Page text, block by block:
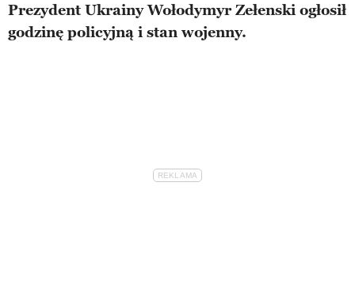
Prezydent Ukrainy Wołodymyr Zełenski ogłosił
godzinę policyjną i stan wojenny.